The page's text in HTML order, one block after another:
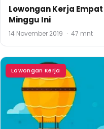
Lowongan Kerja
Minggu Ini
14 November 2019 · 47 mnt
Lowongan Kerja